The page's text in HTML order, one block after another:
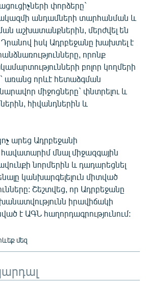
կայքերը
փորձերը`
անդամների տարհանման և
աշխատանքներին, մերժվել են
Դրանով իսկ Ադրբեջանը խախտել է
որոնք
բոլոր կողմերի
առանց որևէ հետաձգման
միջոցները` փնտրելու և
հիվանդներին և
արեց Ադրբեջանի
հավատարիմ մնալ միջազգային
նորմերին և դադարեցնել
կանխարգելելուն միտված
Շեշտվեց, որ Ադրբեջանը
իրավիճակի
է ԱԳՆ հաղորդագրությունում:
մեզ